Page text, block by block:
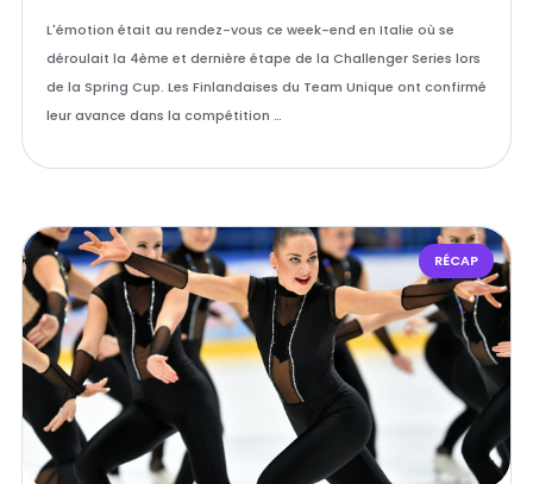
L'émotion était au rendez-vous ce week-end en Italie où se
déroulait la 4ème et dernière étape de la Challenger Series lors
de la Spring Cup. Les Finlandaises du Team Unique ont confirmé
leur avance dans la compétition …
RÉCAP